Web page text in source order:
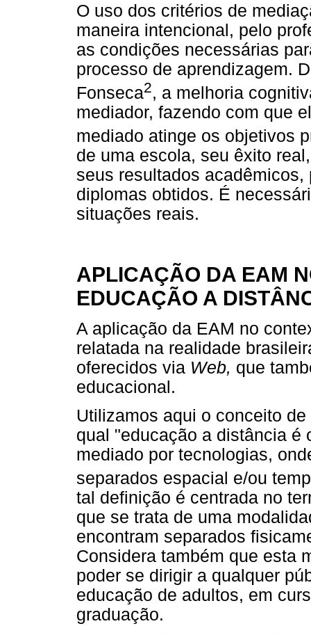
O uso dos critérios de
maneira intencional, pelo
as condições necessárias
processo de aprendizagem.
Fonseca2, a melhoria
mediador, fazendo com que
mediado atinge os objetivos
de uma escola, seu êxito
seus resultados
diplomas obtidos. É
situações reais.
APLICAÇÃO DA EAM
EDUCAÇÃO A
A aplicação da EAM no
relatada na realidade
oferecidos via Web, que
educacional.
Utilizamos aqui o conceito
qual "educação a distância é
mediado por tecnologias,
separados espacial e/ou
tal definição é centrada no
que se trata de uma
encontram separados
Considera também que esta
poder se dirigir a qualquer
educação de adultos, em
graduação.